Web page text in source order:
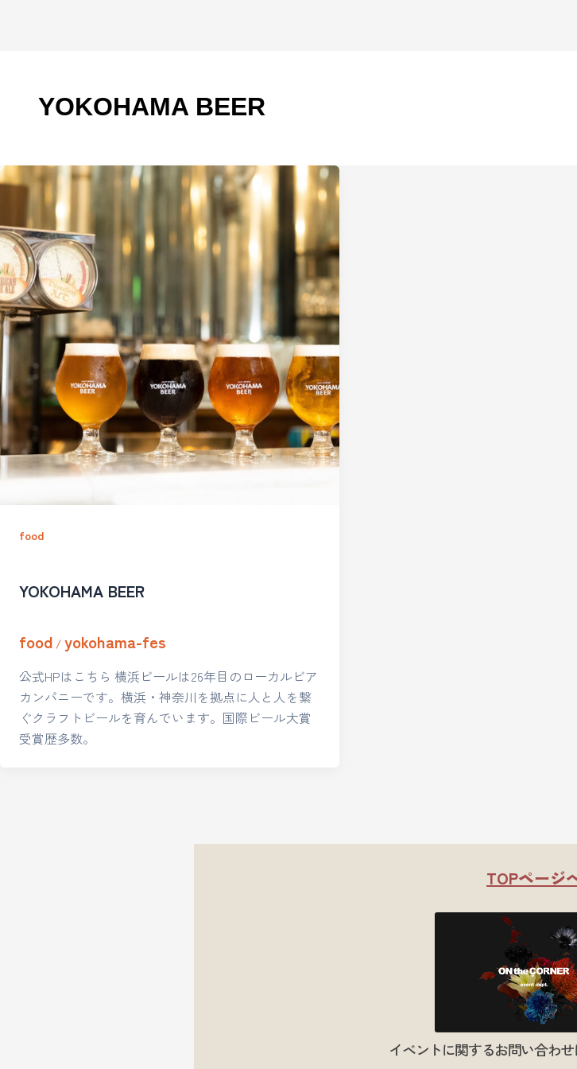
YOKOHAMA BEER
food
YOKOHAMA BEER
food / yokohama-fes
公式HPはこちら 横浜ビールは26年目のローカルビア
カンパニーです。横浜・神奈川を拠点に人と人を繋
ぐクラフトビールを育んでいます。国際ビール大賞
受賞歴多数。
TOPページ
イベントに関するお問い合わ